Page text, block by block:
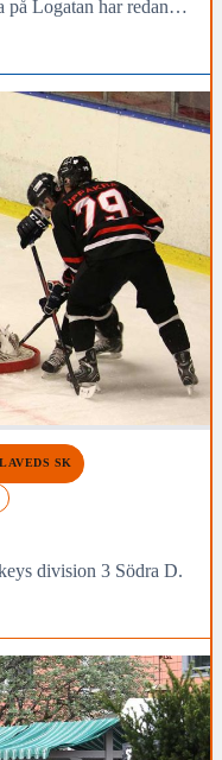
på Logatan har redan
SK
division 3 Södra D.